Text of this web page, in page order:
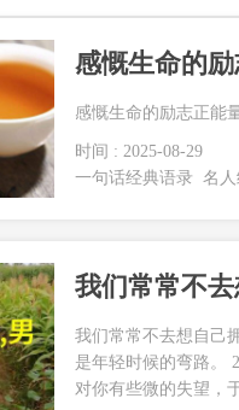
感慨生命的
感慨生命的励志正能
时间 : 2025-08-29
一句话经典语录 名
我们常常不
我们常常不去想自己
是年轻时候的弯路。
对你有些微的失望，